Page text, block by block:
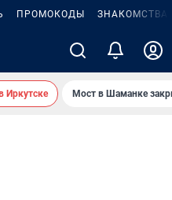
ПРОМОКОДЫ ЗНАКОМСТВА
Иркутске Мост в Шаманке